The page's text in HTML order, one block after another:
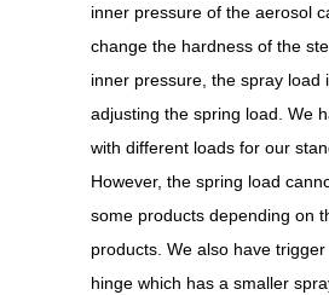
inner pressure of the aerosol
change the hardness of the
inner pressure, the spray load
adjusting the spring load. We
with different loads for our
However, the spring load
some products depending on
products. We also have
hinge which has a smaller